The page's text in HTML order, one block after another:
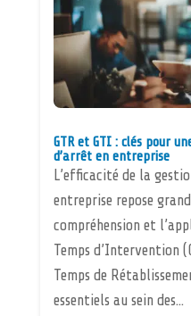
GTR et GTI : clés pour
d’arrêt en entreprise
L’efficacité de la
entreprise repose
compréhension et
Temps d’Intervention
Temps de
essentiels au sein des...